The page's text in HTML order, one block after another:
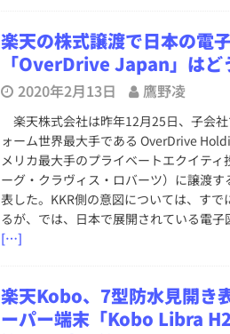
楽天の株式譲渡で日本の電
「OverDrive Japan」はど
2020年2月13日 鷹野凌
楽天株式会社は昨年12月25日、子会
ォーム世界最大手である OverDrive
メリカ最大手のプライベートエクイテ
ーグ・クラヴィス・ロバーツ）に譲渡
表した。KKR側の意図については、す
るが、では、日本で展開されている電
[…]
楽天Kobo、7型防水見開き
ーパー端末「Kobo Libra